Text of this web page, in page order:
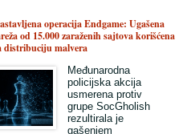
operacija Endgame: Ugašena
od 15.000 zaraženih sajtova korišćena
distribuciju malvera
Međunarodna
policijska akcija
usmerena protiv
grupe SocGholish
rezultirala je
gašenjem